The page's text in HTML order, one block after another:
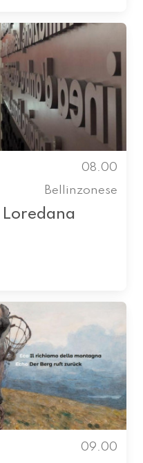
08.00
Bellinzonese
09.00